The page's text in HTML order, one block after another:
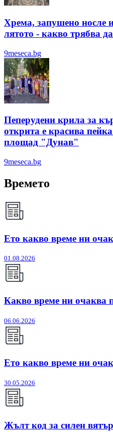
Хрема, запушено носле
лятотo - какво трябва
9meseca.bg
Пеперудени крила за
открита е красива
площад "Дунав"
9meseca.bg
Времето
Ето какво време ни
01.08.2026
Какво време ни очаква
06.06.2026
Ето какво време ни
30.05.2026
Жълт код за силен